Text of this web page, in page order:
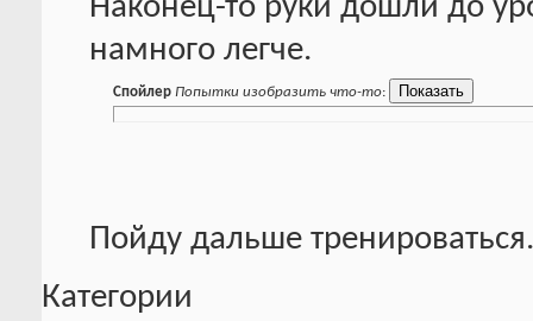
Наконец-то руки дошли до
намного легче.
Спойлер Попытки изобразить что-то:
Пойду дальше тренироваться.
Категории